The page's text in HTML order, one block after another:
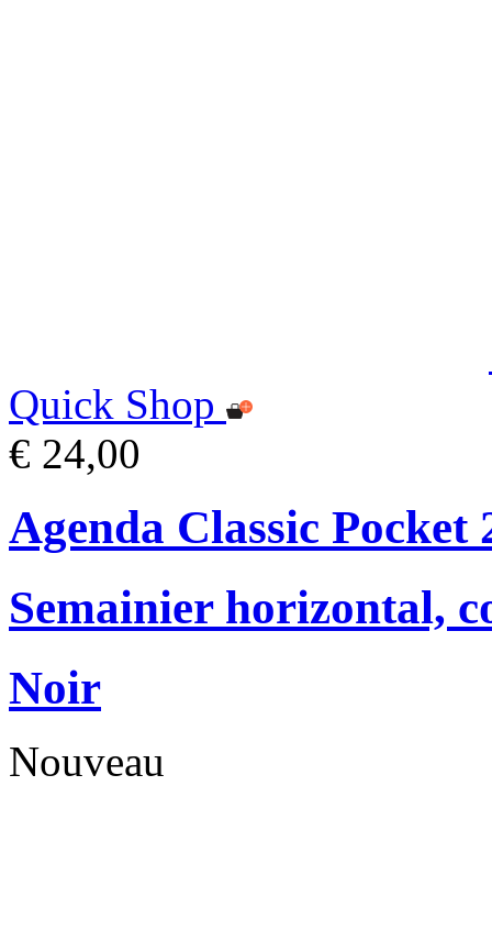
Quick Shop
€ 24,00
Agenda Classic Pocket
Semainier horizontal,
Noir
Nouveau